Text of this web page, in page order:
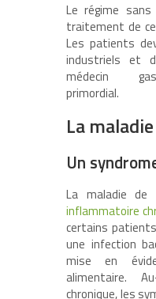
Le régime
traitement de
Les patients
industriels et
médecin
primordial.
La
Un
La maladie de
inflammatoire
certains
une infection
mise en
alimentaire.
chronique, les